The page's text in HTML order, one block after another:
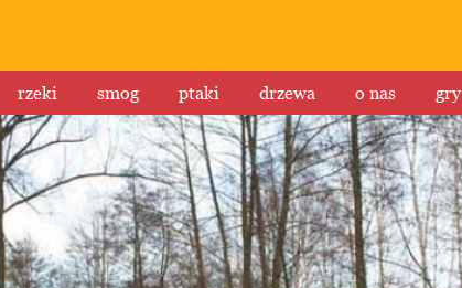
rzeki smog ptaki drzewa o nas gry